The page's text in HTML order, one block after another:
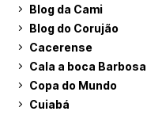
Blog da Cami
Blog do Corujão
Cacerense
Cala a boca Barbosa
Copa do Mundo
Cuiabá